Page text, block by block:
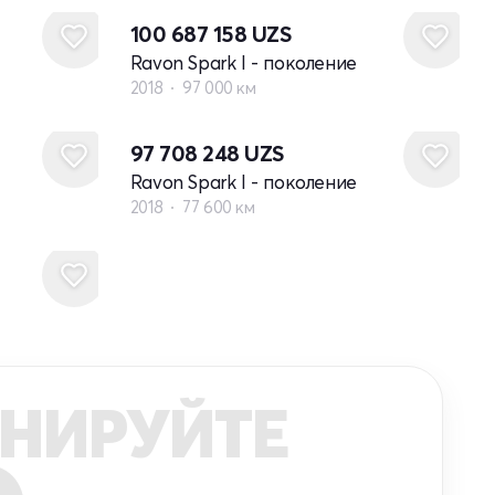
100 687 158 UZS
Ravon Spark I - поколение
2018 97 000 км
97 708 248 UZS
Ravon Spark I - поколение
2018 77 600 км